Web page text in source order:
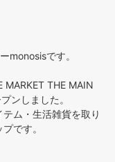
monosisです。
THE MAIN
ンしました。
ム・生活雑貨を取り
です。